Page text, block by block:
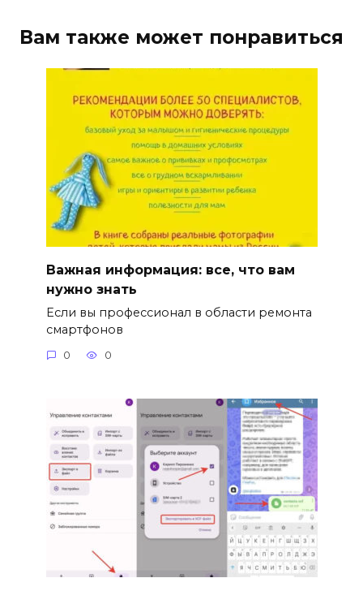
Вам также может понравиться
Важная информация: все, что вам
нужно знать
Если вы профессионал в области ремонта
смартфонов
0 0